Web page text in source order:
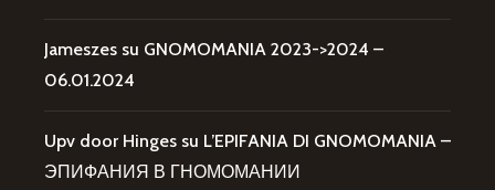
Jameszes su GNOMOMANIA 2023->2024 –
06.01.2024
Upv door Hinges su L’EPIFANIA DI GNOMOMANIA –
ЭПИФАНИЯ В ГНОМОМАНИИ